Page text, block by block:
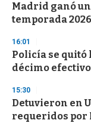
Madrid ganó
temporada
16:01
Policía se quitó
décimo efectivo
15:30
Detuvieron en
requeridos